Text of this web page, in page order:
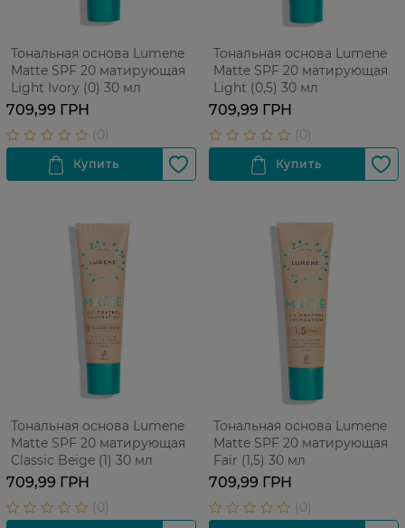
Тональная основа Lumene
Matte SPF 20 матирующая
Light Ivory (0) 30 мл
709,99 ГРН
Тональная основа Lumene
Matte SPF 20 матирующая
Light (0,5) 30 мл
709,99 ГРН
Тональная основа Lumene
Matte SPF 20 матирующая
Classic Beige (1) 30 мл
709,99 ГРН
Тональная основа Lumene
Matte SPF 20 матирующая
Fair (1,5) 30 мл
709,99 ГРН